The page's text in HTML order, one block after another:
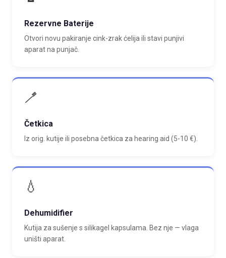
Rezervne Baterije
Otvori novu pakiranje cink-zrak ćelija ili stavi punjivi
aparat na punjač.
🪥
Četkica
Iz orig. kutije ili posebna četkica za hearing aid (5-10 €).
💧
Dehumidifier
Kutija za sušenje s silikagel kapsulama. Bez nje — vlaga
uništi aparat.